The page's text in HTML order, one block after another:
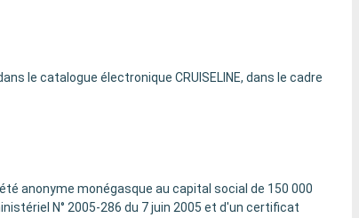
le catalogue électronique CRUISELINE, dans le cadre
anonyme monégasque au capital social de 150 000
N° 2005-286 du 7 juin 2005 et d'un certificat